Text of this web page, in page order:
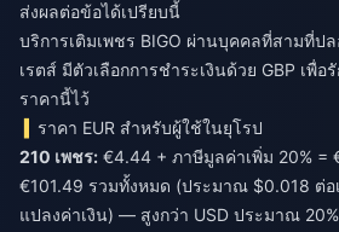
ส่งผลต่อข้อได้เปรียบนี้
บริการเติมเพชร BIGO ผ่านบุคคลที่สามที่ป
เรตส์ มีตัวเลือกการชำระเงินด้วย GBP เพื่
ราคานี้ไว้
ราคา EUR สำหรับผู้ใช้ในยุโรป
210 เพชร: €4.44 + ภาษีมูลค่าเพิ่ม 20% =
€101.49 รวมทั้งหมด (ประมาณ $0.018 ต่
แปลงค่าเงิน) — สูงกว่า USD ประมาณ 20%